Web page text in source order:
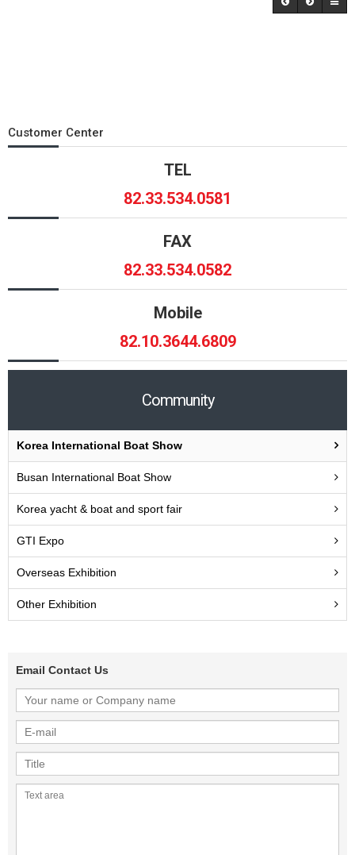
Customer Center
TEL
82.33.534.0581
FAX
82.33.534.0582
Mobile
82.10.3644.6809
Community
Korea International Boat Show
Busan International Boat Show
Korea yacht & boat and sport fair
GTI Expo
Overseas Exhibition
Other Exhibition
Email Contact Us